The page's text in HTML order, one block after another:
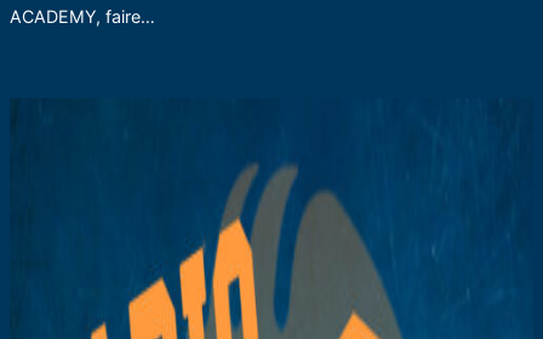
ACADEMY, faire…